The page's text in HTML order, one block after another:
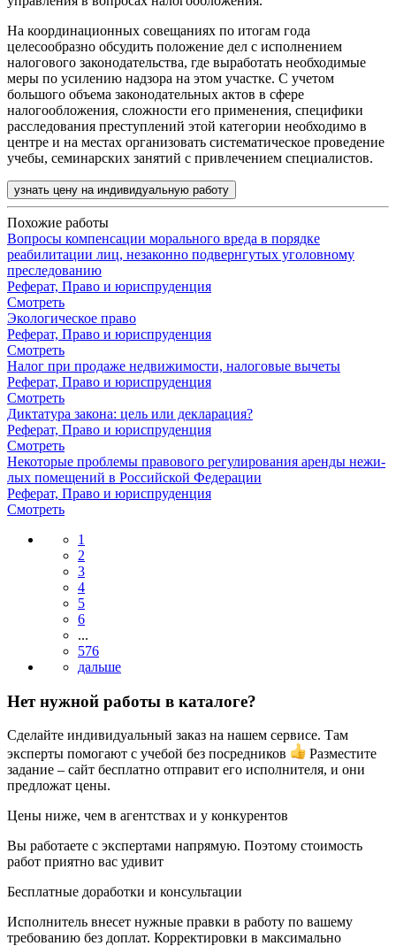
На координационных совещаниях по итогам года
целесообразно обсудить положение дел с исполнением
налогового законодательства, где выработать необходимые
меры по усилению надзора на этом участке. С учетом
большого объема законодательных актов в сфере
налогообложения, сложности его применения, специфики
расследования преступлений этой категории необходимо в
центре и на местах организовать систематическое проведение
учебы, семинарских занятий с привлечением специалистов.
узнать цену на индивидуальную работу
Похожие работы
Вопросы компенсации морального вреда в порядке
реабилитации лиц, незаконно подвернгутых уголовному
преследованию
Реферат, Право и юриспруденция
Смотреть
Экологическое право
Реферат, Право и юриспруденция
Смотреть
Налог при продаже недвижимости, налоговые вычеты
Реферат, Право и юриспруденция
Смотреть
Диктатура закона: цель или декларация?
Реферат, Право и юриспруденция
Смотреть
Некоторые проблемы правового регулирования аренды нежи-
лых помещений в Российской Федерации
Реферат, Право и юриспруденция
Смотреть
1
2
3
4
5
6
...
576
Нет нужной работы в каталоге?
Сделайте индивидуальный заказ на нашем сервисе. Там
эксперты помогают с учебой без посредников
Разместите
задание – сайт бесплатно отправит его исполнителя, и они
предложат цены.
Цены ниже, чем в агентствах и у конкурентов
Вы работаете с экспертами напрямую. Поэтому стоимость
работ приятно вас удивит
Бесплатные доработки и консультации
Исполнитель внесет нужные правки в работу по вашему
требованию без доплат. Корректировки в максимально